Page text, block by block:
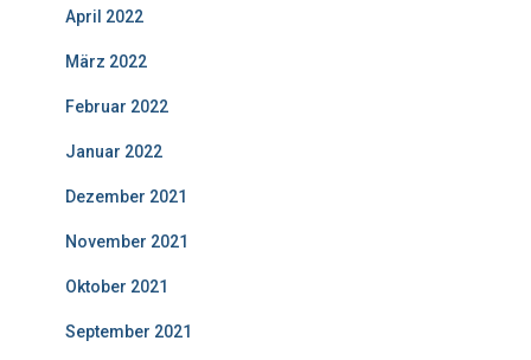
April 2022
März 2022
Februar 2022
Januar 2022
Dezember 2021
November 2021
Oktober 2021
September 2021